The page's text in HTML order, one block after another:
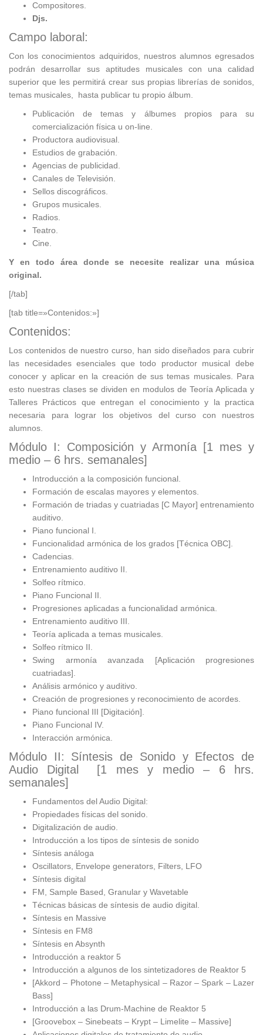
Compositores.
Djs.
Campo laboral:
Con los conocimientos adquiridos, nuestros alumnos egresados
podrán desarrollar sus aptitudes musicales con una calidad
superior que les permitirá crear sus propias librerías de sonidos,
temas musicales, hasta publicar tu propio álbum.
Publicación de temas y álbumes propios para su
comercialización física u on-line.
Productora audiovisual.
Estudios de grabación.
Agencias de publicidad.
Canales de Televisión.
Sellos discográficos.
Grupos musicales.
Radios.
Teatro.
Cine.
Y en todo área donde se necesite realizar una música
original.
[/tab]
[tab title=»Contenidos:»]
Contenidos:
Los contenidos de nuestro curso, han sido diseñados para cubrir
las necesidades esenciales que todo productor musical debe
conocer y aplicar en la creación de sus temas musicales. Para
esto nuestras clases se dividen en modulos de Teoría Aplicada y
Talleres Prácticos que entregan el conocimiento y la practica
necesaria para lograr los objetivos del curso con nuestros
alumnos.
Módulo I: Composición y Armonía [1 mes y
medio – 6 hrs. semanales]
Introducción a la composición funcional.
Formación de escalas mayores y elementos.
Formación de triadas y cuatriadas [C Mayor] entrenamiento
auditivo.
Piano funcional I.
Funcionalidad armónica de los grados [Técnica OBC].
Cadencias.
Entrenamiento auditivo II.
Solfeo rítmico.
Piano Funcional II.
Progresiones aplicadas a funcionalidad armónica.
Entrenamiento auditivo III.
Teoría aplicada a temas musicales.
Solfeo rítmico II.
Swing armonía avanzada [Aplicación progresiones
cuatriadas].
Análisis armónico y auditivo.
Creación de progresiones y reconocimiento de acordes.
Piano funcional III [Digitación].
Piano Funcional IV.
Interacción armónica.
Módulo II: Síntesis de Sonido y Efectos de
Audio Digital [1 mes y medio – 6 hrs.
semanales]
Fundamentos del Audio Digital:
Propiedades físicas del sonido.
Digitalización de audio.
Introducción a los tipos de síntesis de sonido
Síntesis análoga
Oscillators, Envelope generators, Filters, LFO
Síntesis digital
FM, Sample Based, Granular y Wavetable
Técnicas básicas de síntesis de audio digital.
Síntesis en Massive
Síntesis en FM8
Síntesis en Absynth
Introducción a reaktor 5
Introducción a algunos de los sintetizadores de Reaktor 5
[Akkord – Photone – Metaphysical – Razor – Spark – Lazer
Bass]
Introducción a las Drum-Machine de Reaktor 5
[Groovebox – Sinebeats – Krypt – Limelite – Massive]